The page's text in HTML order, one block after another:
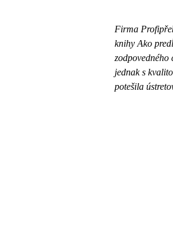
Firma
knihy Ako
jednak s
potešila